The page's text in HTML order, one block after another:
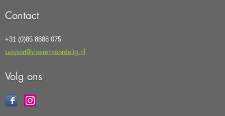
Contact
+31 (0)85 8888 075
support@vloerenvoordelig.nl
Volg ons